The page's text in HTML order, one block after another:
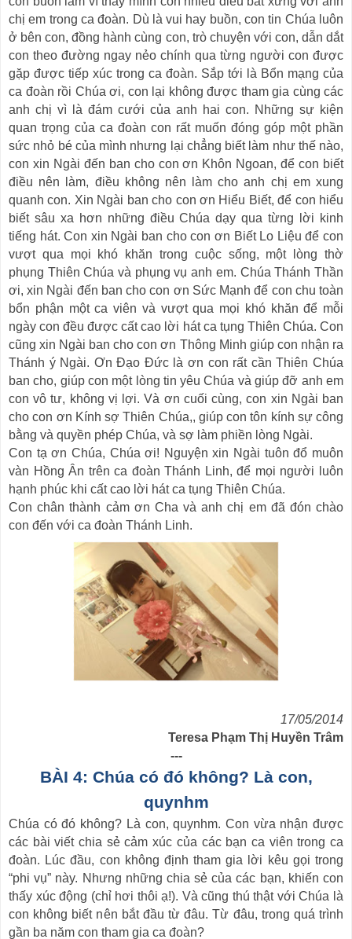
chị em trong ca đoàn. Dù là vui hay buồn, con tin Chúa luôn
ở bên con, đồng hành cùng con, trò chuyện với con, dẫn dắt
con theo đường ngay nẻo chính qua từng người con được
gặp được tiếp xúc trong ca đoàn. Sắp tới là Bổn mạng của
ca đoàn rồi Chúa ơi, con lại không được tham gia cùng các
anh chị vì là đám cưới của anh hai con. Những sự kiện
quan trọng của ca đoàn con rất muốn đóng góp một phần
sức nhỏ bé của mình nhưng lại chẳng biết làm như thế nào,
con xin Ngài đến ban cho con ơn Khôn Ngoan, để con biết
điều nên làm, điều không nên làm cho anh chị em xung
quanh con. Xin Ngài ban cho con ơn Hiểu Biết, để con hiểu
biết sâu xa hơn những điều Chúa dạy qua từng lời kinh
tiếng hát. Con xin Ngài ban cho con ơn Biết Lo Liệu để con
vượt qua mọi khó khăn trong cuộc sống, một lòng thờ
phụng Thiên Chúa và phụng vụ anh em. Chúa Thánh Thần
ơi, xin Ngài đến ban cho con ơn Sức Mạnh để con chu toàn
bổn phận một ca viên và vượt qua mọi khó khăn để mỗi
ngày con đều được cất cao lời hát ca tụng Thiên Chúa. Con
cũng xin Ngài ban cho con ơn Thông Minh giúp con nhận ra
Thánh ý Ngài. Ơn Đạo Đức là ơn con rất cần Thiên Chúa
ban cho, giúp con một lòng tin yêu Chúa và giúp đỡ anh em
con vô tư, không vị lợi. Và ơn cuối cùng, con xin Ngài ban
cho con ơn Kính sợ Thiên Chúa,, giúp con tôn kính sự công
bằng và quyền phép Chúa, và sợ làm phiền lòng Ngài.
Con tạ ơn Chúa, Chúa ơi! Nguyện xin Ngài tuôn đổ muôn
vàn Hồng Ân trên ca đoàn Thánh Linh, để mọi người luôn
hạnh phúc khi cất cao lời hát ca tụng Thiên Chúa.
Con chân thành cảm ơn Cha và anh chị em đã đón chào
con đến với ca đoàn Thánh Linh.
17/05/2014
Teresa Phạm Thị Huyền Trâm
---
BÀI 4: Chúa có đó không? Là con,
quynhm
Chúa có đó không? Là con, quynhm. Con vừa nhận được
các bài viết chia sẻ cảm xúc của các bạn ca viên trong ca
đoàn. Lúc đầu, con không định tham gia lời kêu gọi trong
“phi vụ” này. Nhưng những chia sẻ của các bạn, khiến con
thấy xúc động (chỉ hơi thôi ạ!). Và cũng thú thật với Chúa là
con không biết nên bắt đầu từ đâu. Từ đâu, trong quá trình
gần ba năm con tham gia ca đoàn?